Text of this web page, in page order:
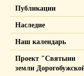
Публикации
Наследие
Наш календарь
Проект "Святыни
земли